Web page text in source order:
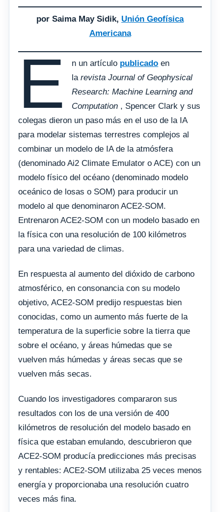
por Saima May Sidik, Unión Geofísica
Americana
E n un artículo publicado en
larevista Journal of Geophysical
Research: Machine Learning and
Computation , Spencer Clark y sus
colegas dieron un paso más en el uso de la IA
para modelar sistemas terrestres complejos al
combinar un modelo de IA de la atmósfera
(denominado Ai2 Climate Emulator o ACE) con un
modelo físico del océano (denominado modelo
oceánico de losas o SOM) para producir un
modelo al que denominaron ACE2-SOM.
Entrenaron ACE2-SOM con un modelo basado en
la física con una resolución de 100 kilómetros
para una variedad de climas.
En respuesta al aumento del dióxido de carbono
atmosférico, en consonancia con su modelo
objetivo, ACE2-SOM predijo respuestas bien
conocidas, como un aumento más fuerte de la
temperatura de la superficie sobre la tierra que
sobre el océano, y áreas húmedas que se
vuelven más húmedas y áreas secas que se
vuelven más secas.
Cuando los investigadores compararon sus
resultados con los de una versión de 400
kilómetros de resolución del modelo basado en
física que estaban emulando, descubrieron que
ACE2-SOM producía predicciones más precisas
y rentables: ACE2-SOM utilizaba 25 veces menos
energía y proporcionaba una resolución cuatro
veces más fina.